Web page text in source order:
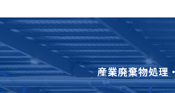
産業廃棄物処理